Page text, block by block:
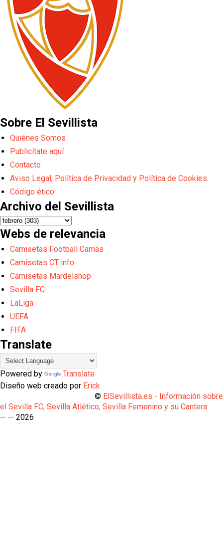
Sobre El Sevillista
Quiénes Somos
Publicítate aquí
Contacto
Aviso Legal, Política de Privacidad y Política de Cookies
Código ético
Archivo del Sevillista
Webs de relevancia
Camisetas Football Camas
Camisetas CT info
Camisetas Mardelshop
Sevilla FC
LaLiga
UEFA
FIFA
Translate
Powered by
Translate
Diseño web creado por Erick
© ElSevillista.es - Información sobre
el Sevilla FC, Sevilla Atlético, Sevilla Femenino y su Cantera
-- -- 2026